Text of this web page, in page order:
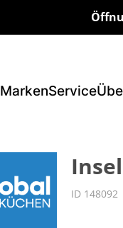
MarkenService
ID 148092